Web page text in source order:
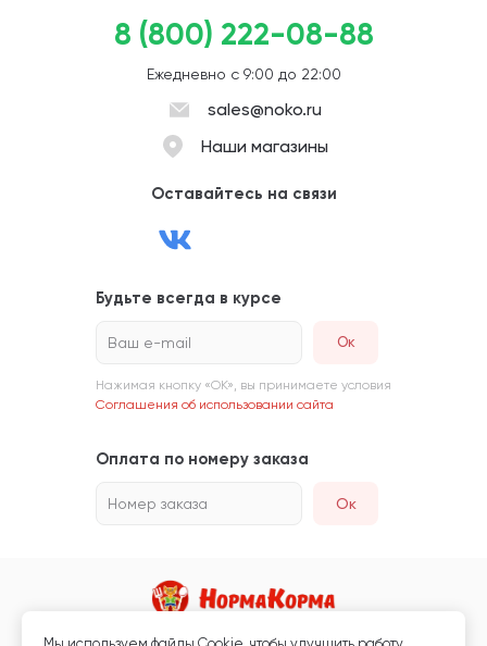
8 (800) 222-08-88
Ежедневно с 9:00 до 22:00
sales@noko.ru
Наши магазины
Оставайтесь на связи
Будьте всегда в курсе
Ваш e-mail
Нажимая кнопку «ОК», вы принимаете условия
Соглашения об использовании сайта
Оплата по номеру заказа
Номер заказа Ок